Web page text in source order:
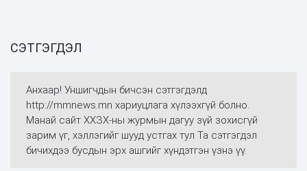
СЭТГЭГДЭЛ
Анхаар! Уншигчдын бичсэн сэтгэгдэлд
http://mmnews.mn хариуцлага хүлээхгүй болно.
Манай сайт ХХЗХ-ны журмын дагуу зүй зохисгүй
зарим үг, хэллэгийг шууд устгах тул Та сэтгэгдэл
бичихдээ бусдын эрх ашгийг хүндэтгэн үзнэ үү.